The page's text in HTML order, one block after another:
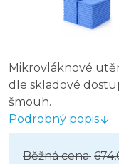
Mikrovláknové
dle skladové
šmouh.
Podrobný popis
Běžná cena: